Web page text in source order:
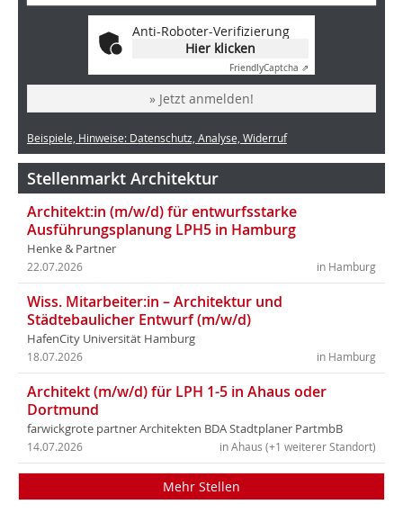
Anti-Roboter-Verifizierung
Hier klicken
FriendlyCaptcha ⇗
» Jetzt anmelden!
Beispiele, Hinweise: Datenschutz, Analyse, Widerruf
Stellenmarkt Architektur
Architekt:in (m/w/d) für entwurfsstarke
Ausführungsplanung LPH5 in Hamburg
Henke & Partner
in Hamburg
22.07.2026
Wiss. Mitarbeiter:in – Architektur und
Städtebaulicher Entwurf (m/w/d)
HafenCity Universität Hamburg
in Hamburg
18.07.2026
Architekt (m/w/d) für LPH 1-5 in Ahaus oder
Dortmund
farwickgrote partner Architekten BDA Stadtplaner PartmbB
in Ahaus (+1 weiterer Standort)
14.07.2026
Mehr Stellen